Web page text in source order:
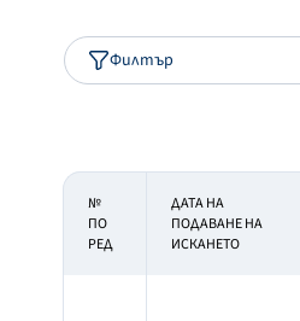
Филтър
№
ПО
РЕД
ДАТА НА
ПОДАВАНЕ НА
ИСКАНЕТО